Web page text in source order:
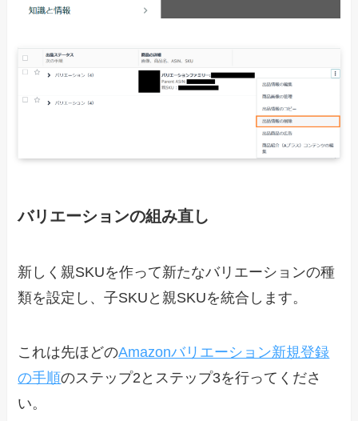
バリエーションの組み直し
新しく親SKUを作って新たなバリエーションの種
類を設定し、子SKUと親SKUを統合します。
これは先ほどのAmazonバリエーション新規登録
の手順のステップ2とステップ3を行ってくださ
い。